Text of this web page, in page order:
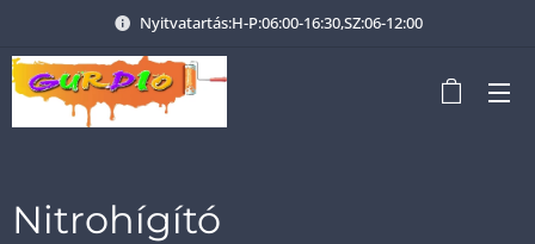
Nyitvatartás:H-P:06:00-16:30,SZ:06-12:00
Nitrohígító